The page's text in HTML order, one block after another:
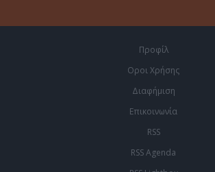
Προφίλ
Οροι Χρήσης
Διαφήμιση
Επικοινωνία
RSS
RSS Agenda